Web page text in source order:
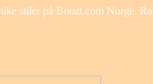
stiler på Boozt.com Norge.